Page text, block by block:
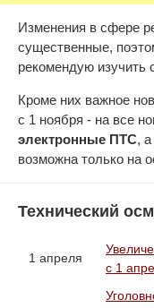
Изменения в сфере
существенные,
рекомендую изучить
Кроме них важное
с 1 ноября - на все
электронные ПТС,
возможна только на
Технический
1 апреля
с 1